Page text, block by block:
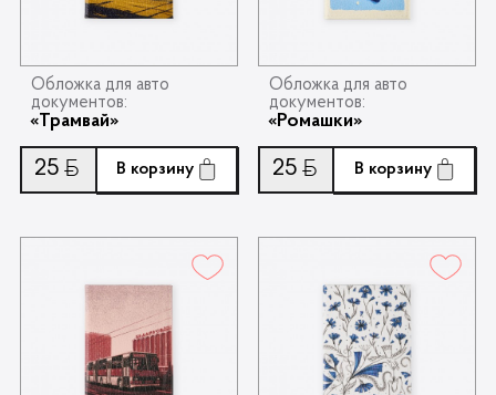
О нас
FAQ
Контакты
Доставка
Скидки
Обложка для авто
документов:
«Трамвай»
25 Ƃ В корзину
Обложка для авто
документов:
«Ромашки»
25 Ƃ В корзину